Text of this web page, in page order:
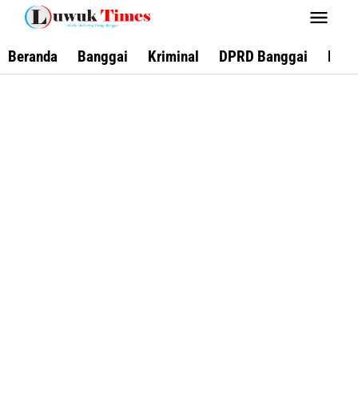
Lewati
konten
Beranda Banggai Kriminal DPRD Banggai